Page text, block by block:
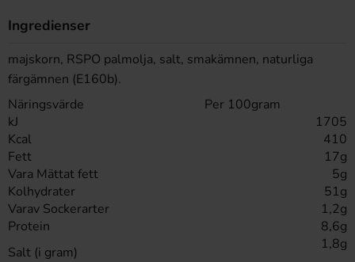
Ingredienser
majskorn, RSPO palmolja, salt, smakämnen, naturliga
färgämnen (E160b).
Näringsvärde
Per 100gram
kJ
1705
Kcal
410
Fett
17g
Vara Mättat fett
5g
Kolhydrater
51g
Varav Sockerarter
1,2g
Protein
8,6g
Salt (i gram)
1,8g